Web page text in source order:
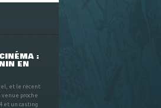
:
EN
et le récent
venue proche
et un casting